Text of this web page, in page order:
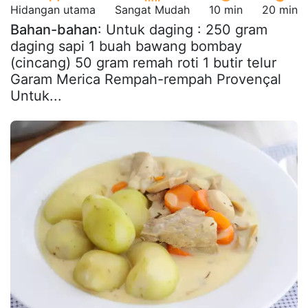
Hidangan utama Sangat Mudah 10 min 20 min
Bahan-bahan: Untuk daging : 250 gram
daging sapi 1 buah bawang bombay
(cincang) 50 gram remah roti 1 butir telur
Garam Merica Rempah-rempah Provençal
Untuk...